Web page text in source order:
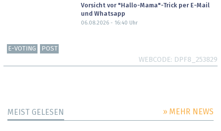
Vorsicht vor "Hallo-Mama"-Trick per E-Mail
und Whatsapp
06.08.2026 - 16:40 Uhr
E-VOTING POST
WEBCODE DPF8_253829
MEIST GELESEN » MEHR NEWS